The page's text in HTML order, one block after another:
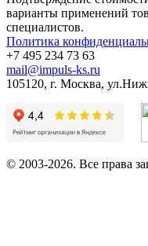
варианты применений
специалистов.
Политика
+7 495 234 73 63
mail@impuls-ks.ru
105120, г. Москва,
© 2003-2026. Все